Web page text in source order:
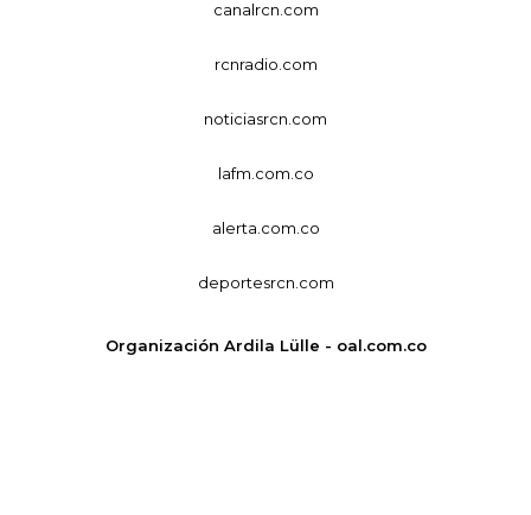
canalrcn.com
rcnradio.com
noticiasrcn.com
lafm.com.co
alerta.com.co
deportesrcn.com
Organización Ardila Lülle - oal.com.co